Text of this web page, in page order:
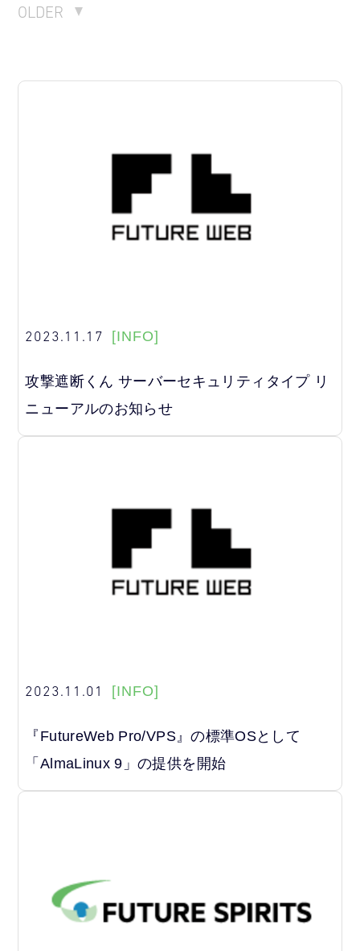
OLDER
2023.11.17 [INFO]
攻撃遮断くん サーバーセキュリティタイプ リ
ニューアルのお知らせ
2023.11.01 [INFO]
『FutureWeb Pro/VPS』の標準OSとして
「AlmaLinux 9」の提供を開始